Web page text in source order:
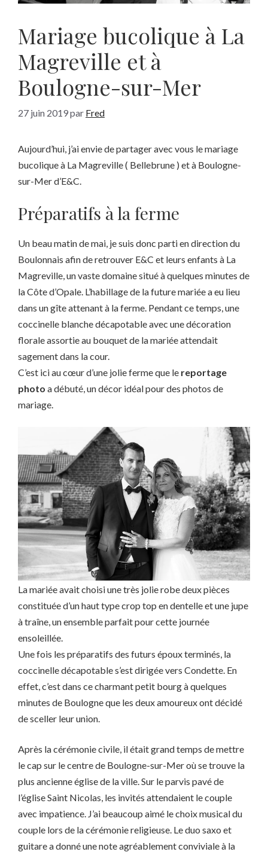
Mariage bucolique à La
Magreville et à
Boulogne-sur-Mer
27 juin 2019par Fred
Aujourd’hui, j’ai envie de partager avec vous le mariage
bucolique à La Magreville ( Bellebrune ) et à Boulogne-
sur-Mer d’E&C.
Préparatifs à la ferme
Un beau matin de mai, je suis donc parti en direction du
Boulonnais afin de retrouver E&C et leurs enfants à La
Magreville, un vaste domaine situé à quelques minutes de
la Côte d’Opale. L’habillage de la future mariée a eu lieu
dans un gîte attenant à la ferme. Pendant ce temps, une
coccinelle blanche décapotable avec une décoration
florale assortie au bouquet de la mariée attendait
sagement dans la cour.
C’est ici au cœur d’une jolie ferme que le reportage
photo a débuté, un décor idéal pour des photos de
mariage.
La mariée avait choisi une très jolie robe deux pièces
constituée d’un haut type crop top en dentelle et une jupe
à traîne, un ensemble parfait pour cette journée
ensoleillée.
Une fois les préparatifs des futurs époux terminés, la
coccinelle décapotable s’est dirigée vers Condette. En
effet, c’est dans ce charmant petit bourg à quelques
minutes de Boulogne que les deux amoureux ont décidé
de sceller leur union.
Après la cérémonie civile, il était grand temps de mettre
le cap sur le centre de Boulogne-sur-Mer où se trouve la
plus ancienne église de la ville. Sur le parvis pavé de
l’église Saint Nicolas, les invités attendaient le couple
avec impatience. J’ai beaucoup aimé le choix musical du
couple lors de la cérémonie religieuse. Le duo saxo et
guitare a donné une note agréablement conviviale à la